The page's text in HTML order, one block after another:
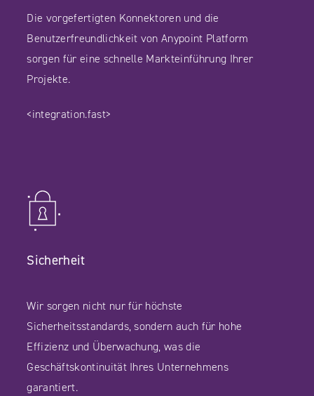
Die vorgefertigten Konnektoren und die
Benutzerfreundlichkeit von Anypoint Platform
sorgen für eine schnelle Markteinführung Ihrer
Projekte.
<integration.fast>
Sicherheit
Wir sorgen nicht nur für höchste
Sicherheitsstandards, sondern auch für hohe
Effizienz und Überwachung, was die
Geschäftskontinuität Ihres Unternehmens
garantiert.